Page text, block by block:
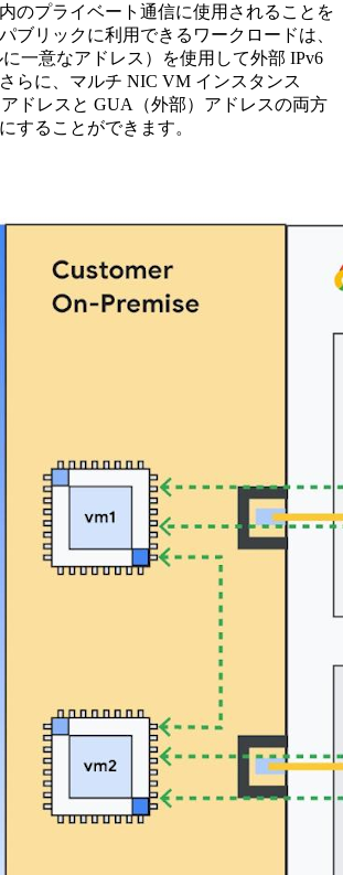
のプライベート通信に使用されることを
ブリックに利用できるワークロードは、
一意なアドレス）を使用して外部 IPv6
らに、マルチ NIC VM インスタンス
ドレスと GUA（外部）アドレスの両方
することができます。